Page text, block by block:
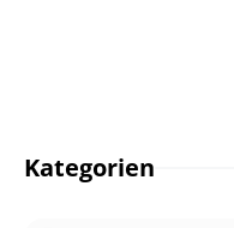
Kategorien